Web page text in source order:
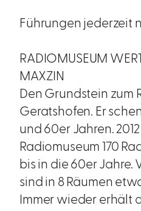
Führungen jederzeit
RADIOMUSEUM
MAXZIN
Den Grundstein zum
Geratshofen. Er
und 60er Jahren.
Radiomuseum 170
bis in die 60er Jahre.
sind in 8 Räumen
Immer wieder erhält